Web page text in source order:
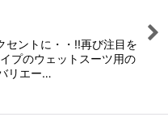
セントに・・!!再び注目を
プのウェットスーツ用の
リエー…